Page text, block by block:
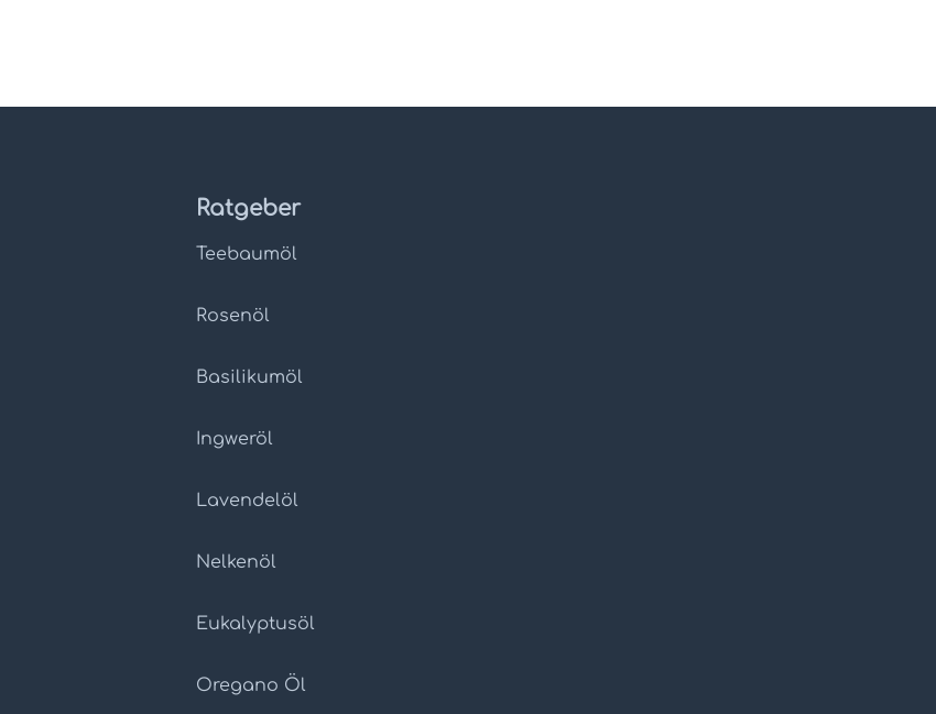
Ratgeber
Teebaumöl
Rosenöl
Basilikumöl
Ingweröl
Lavendelöl
Nelkenöl
Eukalyptusöl
Oregano Öl